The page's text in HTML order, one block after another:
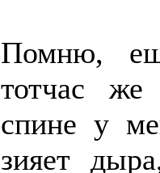
Помню,
тотчас
спине у
зияет